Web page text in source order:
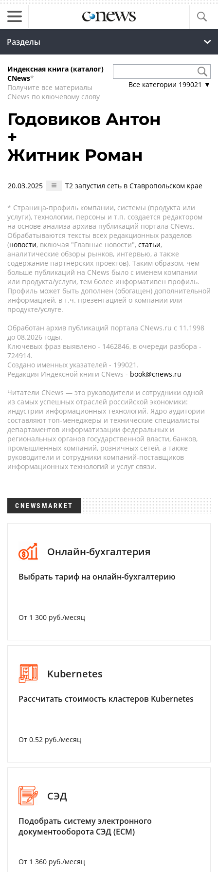
Разделы
Индексная книга (каталог)
CNews*
Получите все материалы
CNews по ключевому слову
Все категории 199021 ▼
Годовиков Антон
+
Житник Роман
20.03.2025 T2 запустил сеть в Ставропольском крае
* Страница-профиль компании, системы (продукта или
услуги), технологии, персоны и т.п. создается редактором
на основе анализа архива публикаций портала CNews.
Обрабатываются тексты всех редакционных разделов
(новости, включая "Главные новости", статьи,
аналитические обзоры рынков, интервью, а также
содержание партнёрских проектов). Таким образом, чем
больше публикаций на CNews было с именем компании
или продукта/услуги, тем более информативен профиль.
Профиль может быть дополнен (обогащен) дополнительной
информацией, в т.ч. презентацией о компании или
продукте/услуге.
Обработан архив публикаций портала CNews.ru c 11.1998
до 08.2026 годы.
Ключевых фраз выявлено - 1462846, в очереди разбора -
724914.
Создано именных указателей - 199021.
Редакция Индексной книги CNews - book@cnews.ru
Читатели CNews — это руководители и сотрудники одной
из самых успешных отраслей российской экономики:
индустрии информационных технологий. Ядро аудитории
составляют топ-менеджеры и технические специалисты
департаментов информатизации федеральных и
региональных органов государственной власти, банков,
промышленных компаний, розничных сетей, а также
руководители и сотрудники компаний-поставщиков
информационных технологий и услуг связи.
CNEWSMARKET
Онлайн-бухгалтерия
Выбрать тариф на онлайн-бухгалтерию
От 1 300 руб./месяц
Kubernetes
Рассчитать стоимость кластеров Kubernetes
От 0.52 руб./месяц
СЭД
Подобрать систему электронного
документооборота СЭД (ECM)
От 1 360 руб./месяц